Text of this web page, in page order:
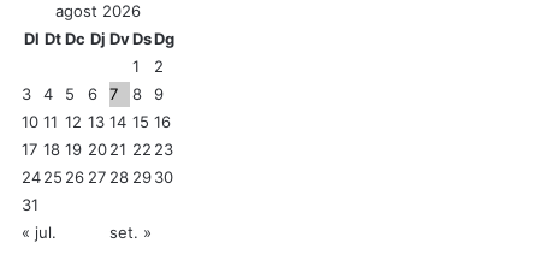
agost 2026
Dl DtDc Dj DvDsDg
1
2
3
4 5 6 7 8
9
10 11 12 13 14 15 16
17 18 19 2021 22 23
2425 26 27 28 2930
31
« jul.
set. »